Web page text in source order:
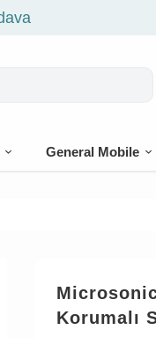
General Mobile
Korumalı